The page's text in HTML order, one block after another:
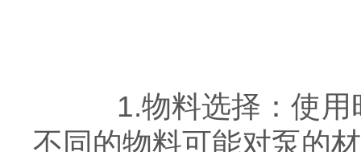
1.物料选择：使用
不同的物料可能对泵的